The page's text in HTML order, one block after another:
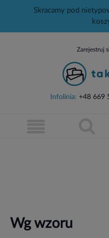
Skracamy pod
Zarejestruj
Infolinia: +48 669
Wg wzoru